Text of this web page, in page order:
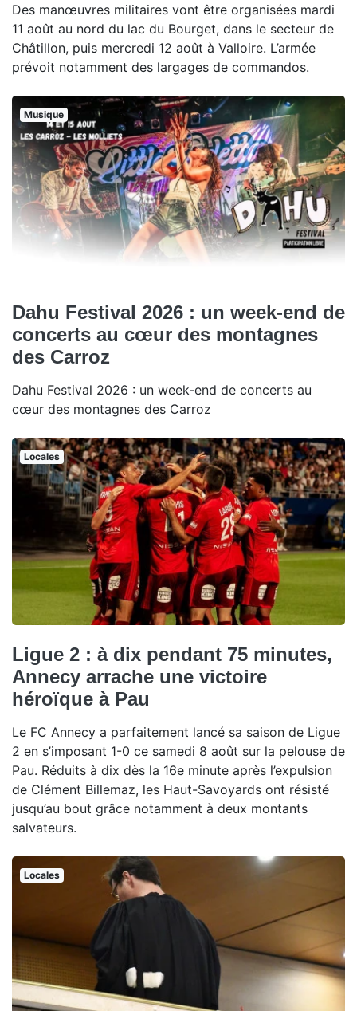
Des manœuvres militaires vont être organisées mardi
11 août au nord du lac du Bourget, dans le secteur de
Châtillon, puis mercredi 12 août à Valloire. L’armée
prévoit notamment des largages de commandos.
Musique
Dahu Festival 2026 : un week-end de
concerts au cœur des montagnes
des Carroz
Dahu Festival 2026 : un week-end de concerts au
cœur des montagnes des Carroz
Locales
Ligue 2 : à dix pendant 75 minutes,
Annecy arrache une victoire
héroïque à Pau
Le FC Annecy a parfaitement lancé sa saison de Ligue
2 en s’imposant 1-0 ce samedi 8 août sur la pelouse de
Pau. Réduits à dix dès la 16e minute après l’expulsion
de Clément Billemaz, les Haut-Savoyards ont résisté
jusqu’au bout grâce notamment à deux montants
salvateurs.
Locales